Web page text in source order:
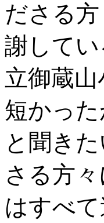
ださる
謝して
立御蔵
短かっ
と聞き
さる方
はすべ